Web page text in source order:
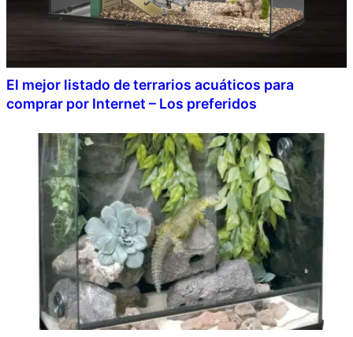
El mejor listado de terrarios acuáticos para
comprar por Internet – Los preferidos